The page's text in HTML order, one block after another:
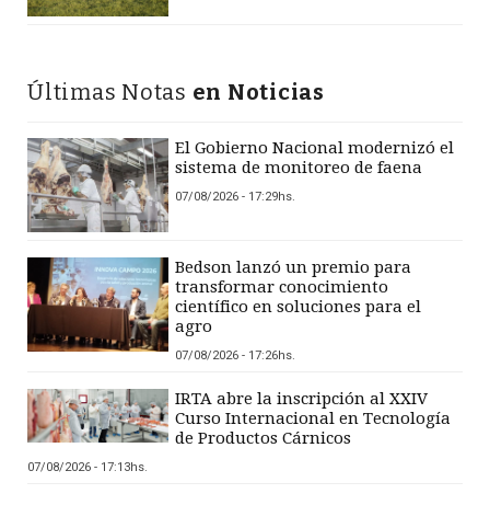
Últimas Notas en Noticias
El Gobierno Nacional modernizó el
sistema de monitoreo de faena
07/08/2026 - 17:29hs.
Bedson lanzó un premio para
transformar conocimiento
científico en soluciones para el
agro
07/08/2026 - 17:26hs.
IRTA abre la inscripción al XXIV
Curso Internacional en Tecnología
de Productos Cárnicos
07/08/2026 - 17:13hs.